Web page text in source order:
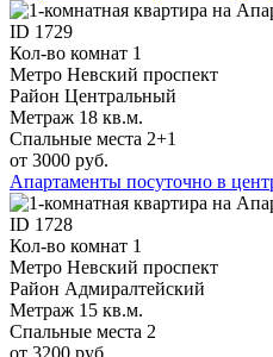
ID 1729
Кол-во комнат 1
Метро Невский проспект
Район Центральный
Метраж 18 кв.м.
Спальные места 2+1
от 3000 руб.
Апартаменты посуточно в
ID 1728
Кол-во комнат 1
Метро Невский проспект
Район Адмиралтейский
Метраж 15 кв.м.
Спальные места 2
от 3200 руб.